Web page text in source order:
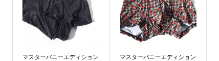
マスターバニーエディション
マスターバニーエディション